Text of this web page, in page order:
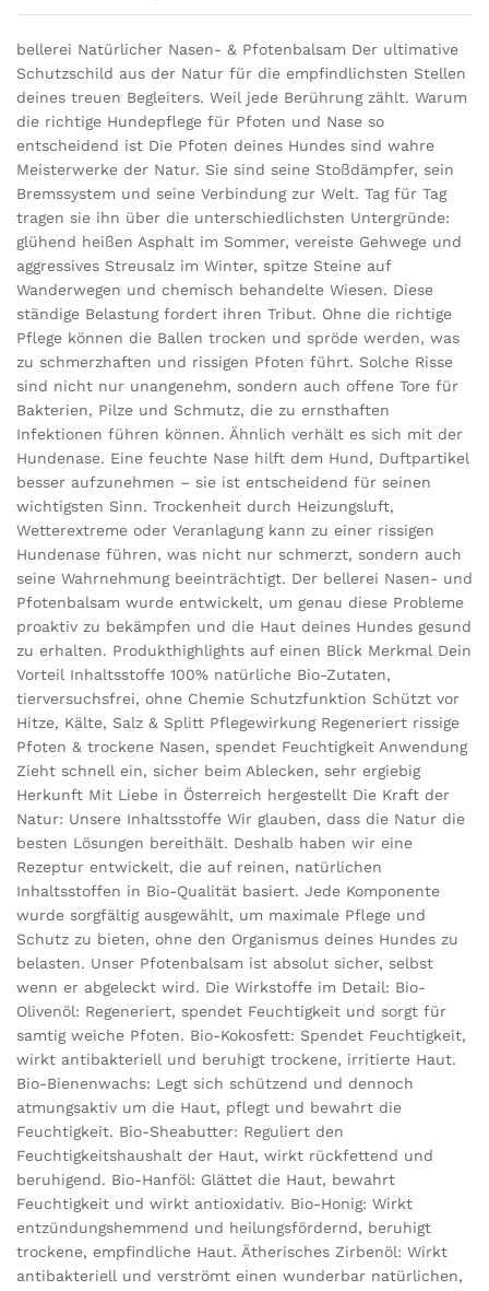
bellerei Natürlicher Nasen- & Pfotenbalsam Der ultimative
Schutzschild aus der Natur für die empfindlichsten Stellen
deines treuen Begleiters. Weil jede Berührung zählt. Warum
die richtige Hundepflege für Pfoten und Nase so
entscheidend ist Die Pfoten deines Hundes sind wahre
Meisterwerke der Natur. Sie sind seine Stoßdämpfer, sein
Bremssystem und seine Verbindung zur Welt. Tag für Tag
tragen sie ihn über die unterschiedlichsten Untergründe:
glühend heißen Asphalt im Sommer, vereiste Gehwege und
aggressives Streusalz im Winter, spitze Steine auf
Wanderwegen und chemisch behandelte Wiesen. Diese
ständige Belastung fordert ihren Tribut. Ohne die richtige
Pflege können die Ballen trocken und spröde werden, was
zu schmerzhaften und rissigen Pfoten führt. Solche Risse
sind nicht nur unangenehm, sondern auch offene Tore für
Bakterien, Pilze und Schmutz, die zu ernsthaften
Infektionen führen können. Ähnlich verhält es sich mit der
Hundenase. Eine feuchte Nase hilft dem Hund, Duftpartikel
besser aufzunehmen – sie ist entscheidend für seinen
wichtigsten Sinn. Trockenheit durch Heizungsluft,
Wetterextreme oder Veranlagung kann zu einer rissigen
Hundenase führen, was nicht nur schmerzt, sondern auch
seine Wahrnehmung beeinträchtigt. Der bellerei Nasen- und
Pfotenbalsam wurde entwickelt, um genau diese Probleme
proaktiv zu bekämpfen und die Haut deines Hundes gesund
zu erhalten. Produkthighlights auf einen Blick Merkmal Dein
Vorteil Inhaltsstoffe 100% natürliche Bio-Zutaten,
tierversuchsfrei, ohne Chemie Schutzfunktion Schützt vor
Hitze, Kälte, Salz & Splitt Pflegewirkung Regeneriert rissige
Pfoten & trockene Nasen, spendet Feuchtigkeit Anwendung
Zieht schnell ein, sicher beim Ablecken, sehr ergiebig
Herkunft Mit Liebe in Österreich hergestellt Die Kraft der
Natur: Unsere Inhaltsstoffe Wir glauben, dass die Natur die
besten Lösungen bereithält. Deshalb haben wir eine
Rezeptur entwickelt, die auf reinen, natürlichen
Inhaltsstoffen in Bio-Qualität basiert. Jede Komponente
wurde sorgfältig ausgewählt, um maximale Pflege und
Schutz zu bieten, ohne den Organismus deines Hundes zu
belasten. Unser Pfotenbalsam ist absolut sicher, selbst
wenn er abgeleckt wird. Die Wirkstoffe im Detail: Bio-
Olivenöl: Regeneriert, spendet Feuchtigkeit und sorgt für
samtig weiche Pfoten. Bio-Kokosfett: Spendet Feuchtigkeit,
wirkt antibakteriell und beruhigt trockene, irritierte Haut.
Bio-Bienenwachs: Legt sich schützend und dennoch
atmungsaktiv um die Haut, pflegt und bewahrt die
Feuchtigkeit. Bio-Sheabutter: Reguliert den
Feuchtigkeitshaushalt der Haut, wirkt rückfettend und
beruhigend. Bio-Hanföl: Glättet die Haut, bewahrt
Feuchtigkeit und wirkt antioxidativ. Bio-Honig: Wirkt
entzündungshemmend und heilungsfördernd, beruhigt
trockene, empfindliche Haut. Ätherisches Zirbenöl: Wirkt
antibakteriell und verströmt einen wunderbar natürlichen,